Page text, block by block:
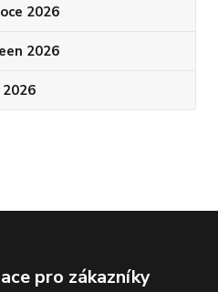
2026
2026
2026
pro zákazníky